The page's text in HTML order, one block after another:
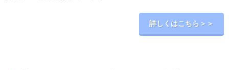
詳しくはこちら＞＞